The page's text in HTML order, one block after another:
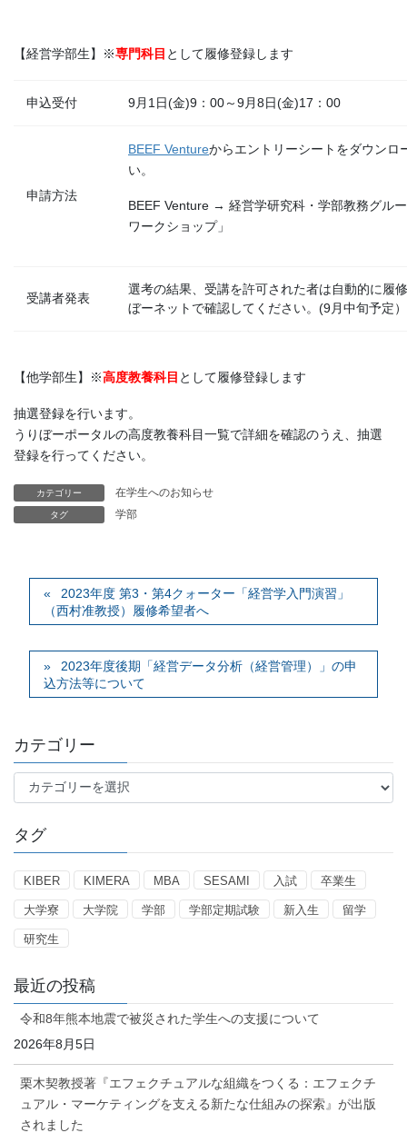
【経営学部生】※専門科目 として履修登録します
申込受付 9月1日(金)9：00～9月8日(金)17：00
申請方法
BEEF Ventureからエントリーシートをダウンロ
い。
BEEF Venture → 経営学研究科・学部教務グル
ワークショップ」
受講者発表
選考の結果、受講を許可された者は自動的に履
ぼーネットで確認してください。(9月中旬予定）
【他学部生】※高度教養科目 として履修登録します
抽選登録を行います。
うりぼーポータルの高度教養科目一覧で詳細を確認のうえ、抽選
登録を行ってください。
カテゴリー 在学生へのお知らせ
タグ 学部
2023年度 第3・第4クォーター「経営学入門演習」
（西村准教授）履修希望者へ
2023年度後期「経営データ分析（経営管理）」の申
込方法等について
カテゴリー
テ
リ
ー
タグ
KIBER KIMERA MBA SESAMI 入試 卒業生
大学寮 大学院 学部 学部定期試験 新入生 留学
研究生
最近の投稿
令和8年熊本地震で被災された学生への支援について
2026年8月5日
栗木契教授著『エフェクチュアルな組織をつくる：エフェクチ
ュアル・マーケティングを支える新たな仕組みの探索』が出版
されました